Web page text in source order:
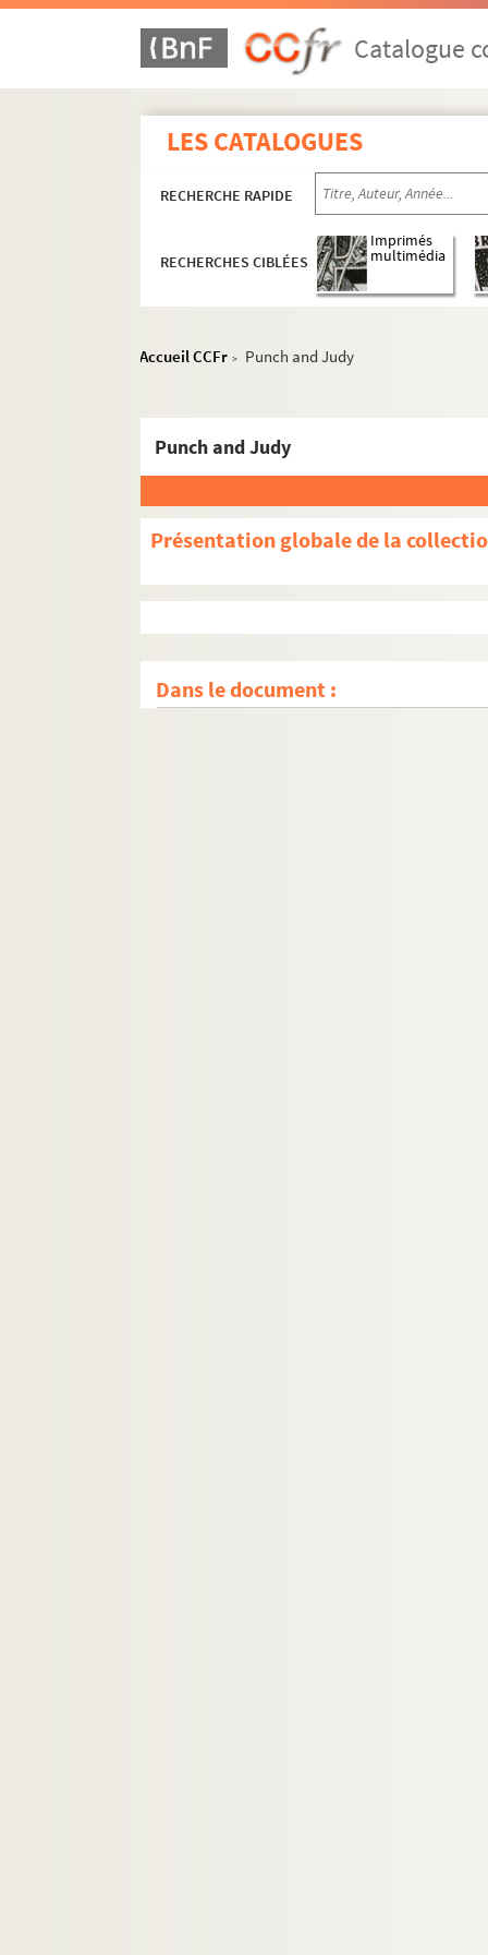
Catalogue
LES CATALOGUES
RECHERCHE RAPIDE
RECHERCHES CIBLÉES
Imprimés
multimédia
Accueil CCFr > Punch and Judy
Punch and Judy
Présentation globale de la
Dans le document :